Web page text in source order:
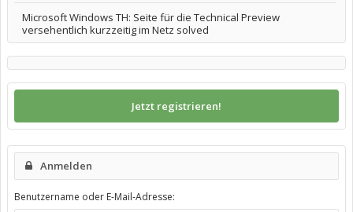
Microsoft Windows TH: Seite für die Technical Preview
versehentlich kurzzeitig im Netz solved
Jetzt registrieren!
Anmelden
Benutzername oder E-Mail-Adresse: